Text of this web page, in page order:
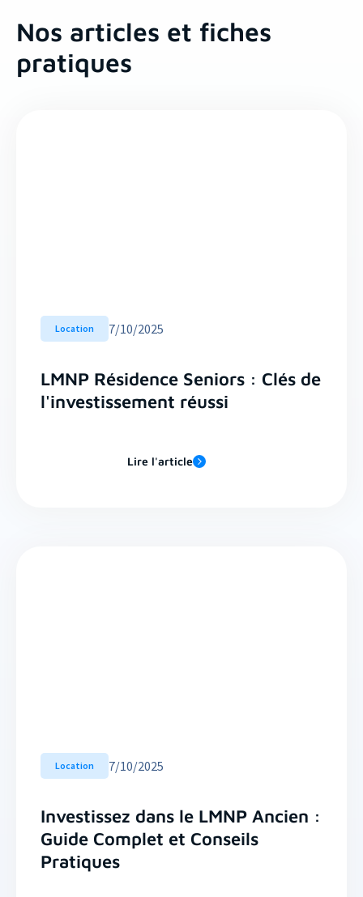
Nos articles et fiches
pratiques
Location 7/10/2025
LMNP Résidence Seniors : Clés de
l'investissement réussi
Lire l'article
Location 7/10/2025
Investissez dans le LMNP Ancien :
Guide Complet et Conseils
Pratiques